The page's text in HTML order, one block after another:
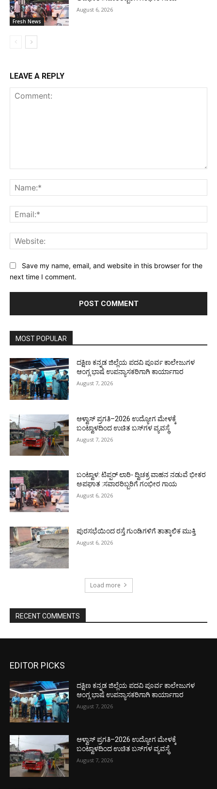
Fresh News
August 6, 2026
LEAVE A REPLY
Save my name, email, and website in this browser for the
next time I comment.
MOST POPULAR
ದಕ್ಷಿಣ ಕನ್ನಡ ಜಿಲ್ಲೆಯ ಪದವಿ ಪೂರ್ವ ಕಾಲೇಜುಗಳ
ಆಂಗ್ಲ ಭಾಷೆ ಉಪನ್ಯಾಸಕರಿಗಾಗಿ ಕಾರ್ಯಾಗಾರ
August 7, 2026
ಆಳ್ವಾಸ್ ಪ್ರಗತಿ–2026 ಉದ್ಯೋಗ ಮೇಳಕ್ಕೆ
ಬಂಟ್ವಾಳದಿಂದ ಉಚಿತ ಬಸ್‌ಗಳ ವ್ಯವಸ್ಥೆ
August 7, 2026
ಬಂಟ್ವಾಳ: ಟಿಪ್ಪರ್ ಲಾರಿ- ದ್ವಿಚಕ್ರ ವಾಹನ ನಡುವೆ ಭೀಕರ
ಅಪಘಾತ :ಸವಾರರಿಬ್ಬರಿಗೆ ಗಂಭೀರ ಗಾಯ
August 6, 2026
ಪುರಸಭೆಯಿಂದ ರಸ್ತೆ ಗುಂಡಿಗಳಿಗೆ ತಾತ್ಕಾಲಿಕ ಮುಕ್ತಿ
August 6, 2026
Load more
RECENT COMMENTS
EDITOR PICKS
ದಕ್ಷಿಣ ಕನ್ನಡ ಜಿಲ್ಲೆಯ ಪದವಿ ಪೂರ್ವ ಕಾಲೇಜುಗಳ
ಆಂಗ್ಲ ಭಾಷೆ ಉಪನ್ಯಾಸಕರಿಗಾಗಿ ಕಾರ್ಯಾಗಾರ
August 7, 2026
ಆಳ್ವಾಸ್ ಪ್ರಗತಿ–2026 ಉದ್ಯೋಗ ಮೇಳಕ್ಕೆ
ಬಂಟ್ವಾಳದಿಂದ ಉಚಿತ ಬಸ್‌ಗಳ ವ್ಯವಸ್ಥೆ
August 7, 2026